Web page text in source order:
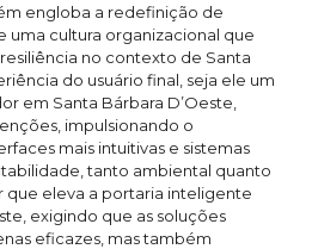
engloba a redefinição de
uma cultura organizacional que
no contexto de Santa
do usuário final, seja ele um
em Santa Bárbara D’Oeste,
impulsionando o
mais intuitivas e sistemas
tanto ambiental quanto
que eleva a portaria inteligente
exigindo que as soluções
eficazes, mas também